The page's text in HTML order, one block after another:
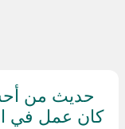
حديث من
كان عمل في